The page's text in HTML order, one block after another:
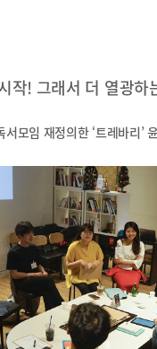
작! 그래서 더 열광하
모임 재정의한 ‘트레바리’